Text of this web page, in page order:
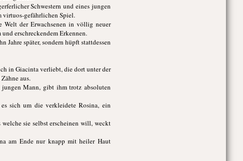
Schwestern und eines jungen
virtuos-gefährlichen Spiel.
Welt der Erwachsenen in völlig neuer
erschreckendem Erkennen.
später, sondern hüpft stattdessen
in Giacinta verliebt, die dort unter der
aus.
Mann, gibt ihm trotz absoluten
sich um die verkleidete Rosina, ein
sie selbst erscheinen will, weckt
am Ende nur knapp mit heiler Haut